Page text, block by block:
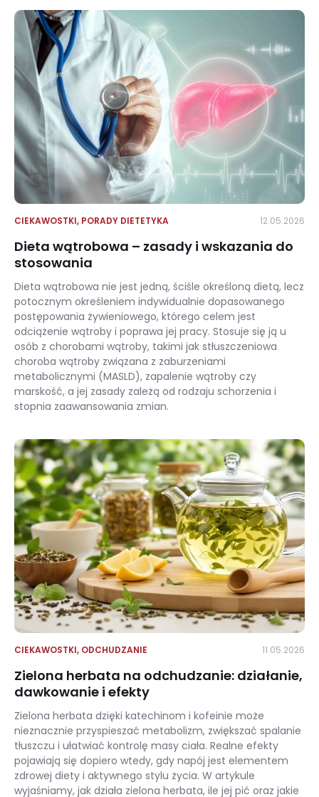
CIEKAWOSTKI, PORADY DIETETYKA 12.05.2026
Dieta wątrobowa – zasady i wskazania do
stosowania
Dieta wątrobowa nie jest jedną, ściśle określoną dietą, lecz
potocznym określeniem indywidualnie dopasowanego
postępowania żywieniowego, którego celem jest
odciążenie wątroby i poprawa jej pracy. Stosuje się ją u
osób z chorobami wątroby, takimi jak stłuszczeniowa
choroba wątroby związana z zaburzeniami
metabolicznymi (MASLD), zapalenie wątroby czy
marskość, a jej zasady zależą od rodzaju schorzenia i
stopnia zaawansowania zmian.
CIEKAWOSTKI, ODCHUDZANIE 11.05.2026
Zielona herbata na odchudzanie: działanie,
dawkowanie i efekty
Zielona herbata dzięki katechinom i kofeinie może
nieznacznie przyspieszać metabolizm, zwiększać spalanie
tłuszczu i ułatwiać kontrolę masy ciała. Realne efekty
pojawiają się dopiero wtedy, gdy napój jest elementem
zdrowej diety i aktywnego stylu życia. W artykule
wyjaśniamy, jak działa zielona herbata, ile jej pić oraz jakie